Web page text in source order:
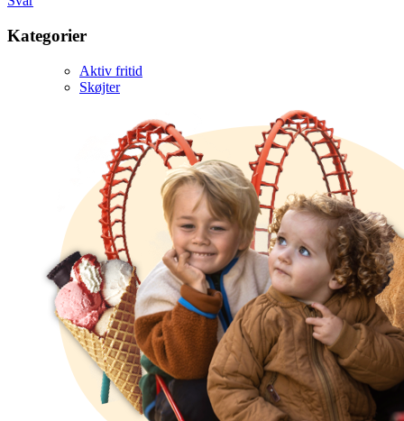
Kategorier
Aktiv fritid
Skøjter